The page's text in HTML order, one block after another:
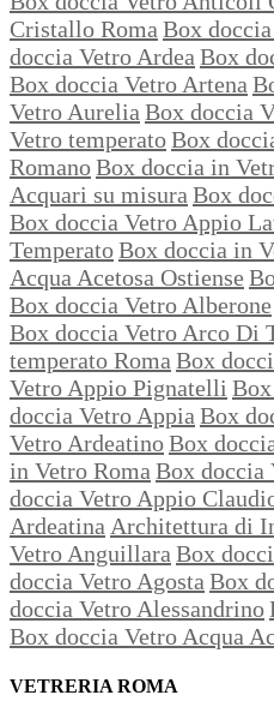
Cristallo Roma Box
doccia Vetro Ardea Box
Box doccia Vetro Artena
Vetro Aurelia Box doccia
Vetro temperatoBox
RomanoBox doccia in
Acquari su misura Box
Box doccia Vetro Appio
TemperatoBox doccia in
Acqua Acetosa Ostiense
Box doccia Vetro Alberone
Box doccia Vetro Arco Di
temperato Roma Box
Vetro Appio Pignatelli
doccia Vetro Appia Box
Vetro ArdeatinoBox
in Vetro Roma Box doccia
doccia Vetro Appio
Ardeatina Architettura di
Vetro Anguillara Box
doccia Vetro Agosta Box
doccia Vetro Alessandrino
Box doccia Vetro Acqua
VETRERIA ROMA